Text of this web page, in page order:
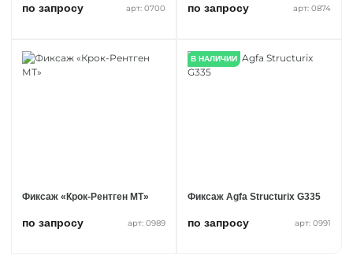
по запросу арт: 0700 по запросу арт: 0874
Фиксаж «Крок-Рентген МТ»
по запросу арт: 0989
В НАЛИЧИИ
Фиксаж Agfa Structurix G335
по запросу арт: 0991